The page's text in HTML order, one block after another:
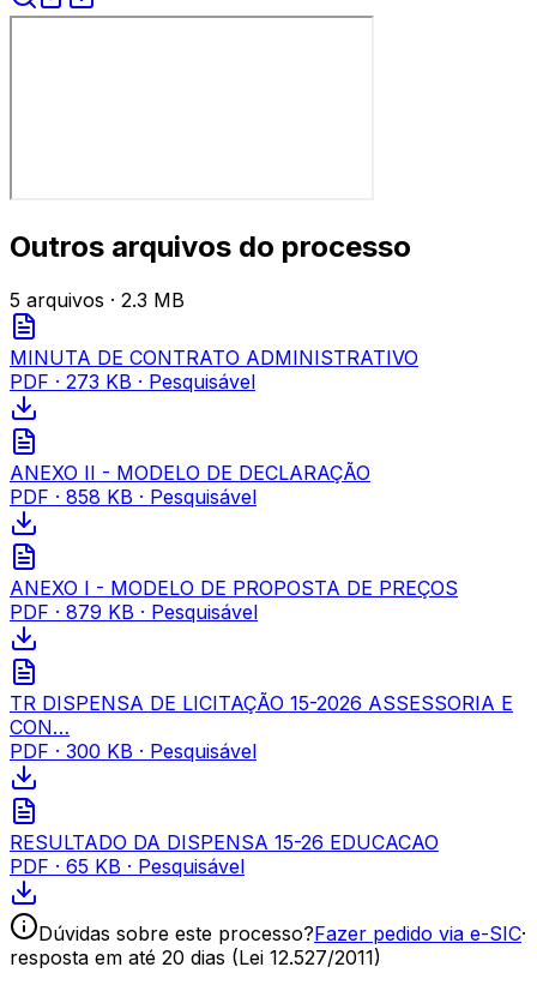
Outros arquivos do processo
5 arquivos · 2.3 MB
MINUTA DE CONTRATO ADMINISTRATIVO
PDF · 273 KB · Pesquisável
ANEXO II - MODELO DE DECLARAÇÃO
PDF · 858 KB · Pesquisável
ANEXO I - MODELO DE PROPOSTA DE PREÇOS
PDF · 879 KB · Pesquisável
TR DISPENSA DE LICITAÇÃO 15-2026 ASSESSORIA E
CON…
PDF · 300 KB · Pesquisável
RESULTADO DA DISPENSA 15-26 EDUCACAO
PDF · 65 KB · Pesquisável
Dúvidas sobre este processo?Fazer pedido via e-SIC·
resposta em até 20 dias (Lei 12.527/2011)